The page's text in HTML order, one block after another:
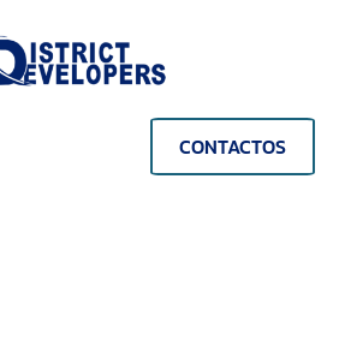
CONTACTOS